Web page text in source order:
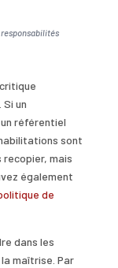
un
référentiel
sont
mais
également
de
dans les
maîtrise. Par